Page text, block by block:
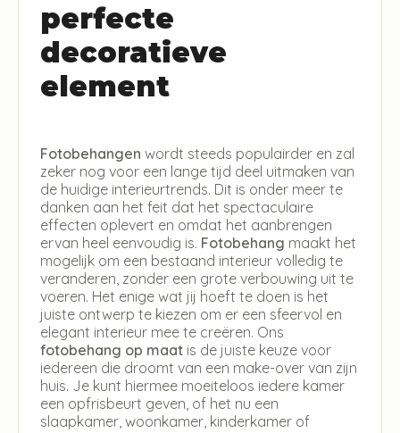
perfecte
decoratieve
element
Fotobehangen wordt steeds populairder en zal
zeker nog voor een lange tijd deel uitmaken van
de huidige interieurtrends. Dit is onder meer te
danken aan het feit dat het spectaculaire
effecten oplevert en omdat het aanbrengen
ervan heel eenvoudig is. Fotobehang maakt het
mogelijk om een bestaand interieur volledig te
veranderen, zonder een grote verbouwing uit te
voeren. Het enige wat jij hoeft te doen is het
juiste ontwerp te kiezen om er een sfeervol en
elegant interieur mee te creëren. Ons
fotobehang op maat is de juiste keuze voor
iedereen die droomt van een make-over van zijn
huis. Je kunt hiermee moeiteloos iedere kamer
een opfrisbeurt geven, of het nu een
slaapkamer, woonkamer, kinderkamer of